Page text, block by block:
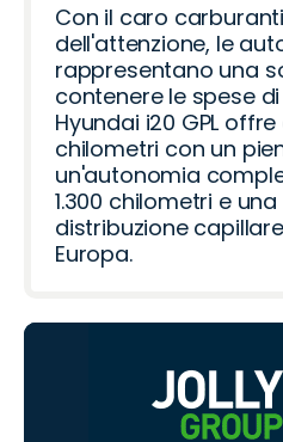
Con il caro
dell'attenzione, le
rappresentano una
contenere le spese
Hyundai i20 GPL
chilometri con un
un'autonomia
1.300 chilometri e
distribuzione
Europa.